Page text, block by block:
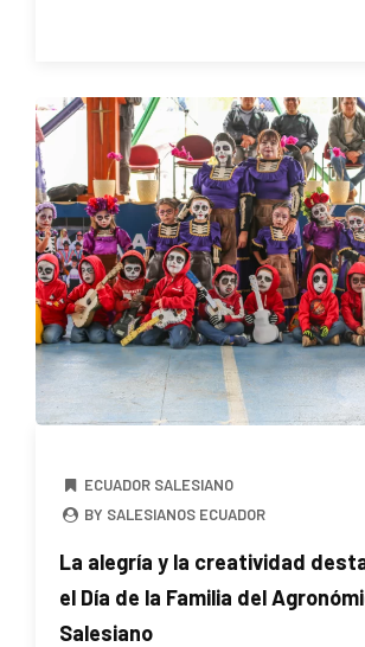
ECUADOR SALESIANO
BY SALESIANOS ECUADOR
La alegría y la creatividad
el Día de la Familia del
Salesiano